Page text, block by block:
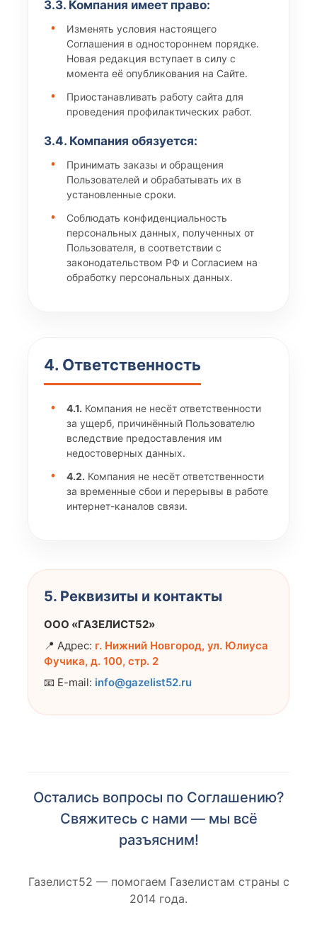
3.3. Компания имеет право:
Изменять условия настоящего
Соглашения в одностороннем порядке.
Новая редакция вступает в силу с
момента её опубликования на Сайте.
Приостанавливать работу сайта для
проведения профилактических работ.
3.4. Компания обязуется:
Принимать заказы и обращения
Пользователей и обрабатывать их в
установленные сроки.
Соблюдать конфиденциальность
персональных данных, полученных от
Пользователя, в соответствии с
законодательством РФ и Согласием на
обработку персональных данных.
4. Ответственность
4.1. Компания не несёт ответственности
за ущерб, причинённый Пользователю
вследствие предоставления им
недостоверных данных.
4.2. Компания не несёт ответственности
за временные сбои и перерывы в работе
интернет-каналов связи.
5. Реквизиты и контакты
ООО «ГАЗЕЛИСТ52»
📍 Адрес: г. Нижний Новгород, ул. Юлиуса
Фучика, д. 100, стр. 2
📧 E-mail: info@gazelist52.ru
Остались вопросы по Соглашению?
Свяжитесь с нами — мы всё
разъясним!
Газелист52 — помогаем Газелистам страны с
2014 года.